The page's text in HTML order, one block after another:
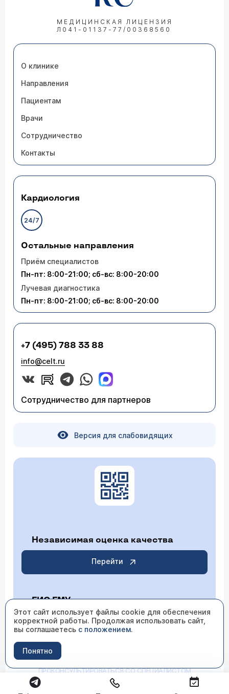
МЕДИЦИНСКАЯ ЛИЦЕНЗИЯ
Л041-01137-77/00368560
О клинике
Направления
Пациентам
Врачи
Сотрудничество
Контакты
Кардиология
24/7
Остальные направления
Приём специалистов
Пн-пт: 8:00-21:00; сб-вс: 8:00-20:00
Лучевая диагностика
Пн-пт: 8:00-21:00; сб-вс: 8:00-20:00
+7 (495) 788 33 88
info@celt.ru
Сотрудничество для партнеров
Версия для слабовидящих
Независимая оценка качества
Перейти
ГИС ГМУ
Перейти
ИМЕЮТСЯ ПРОТИВОПОКАЗАНИЯ НЕОБХОДИМО
ПРОКОНСУЛЬТИРОВАТЬСЯ СО СПЕЦИАЛИСТОМ
Этот сайт использует файлы cookie для обеспечения
корректной работы. Продолжая использовать сайт,
вы соглашаетесь с положением.
Понятно